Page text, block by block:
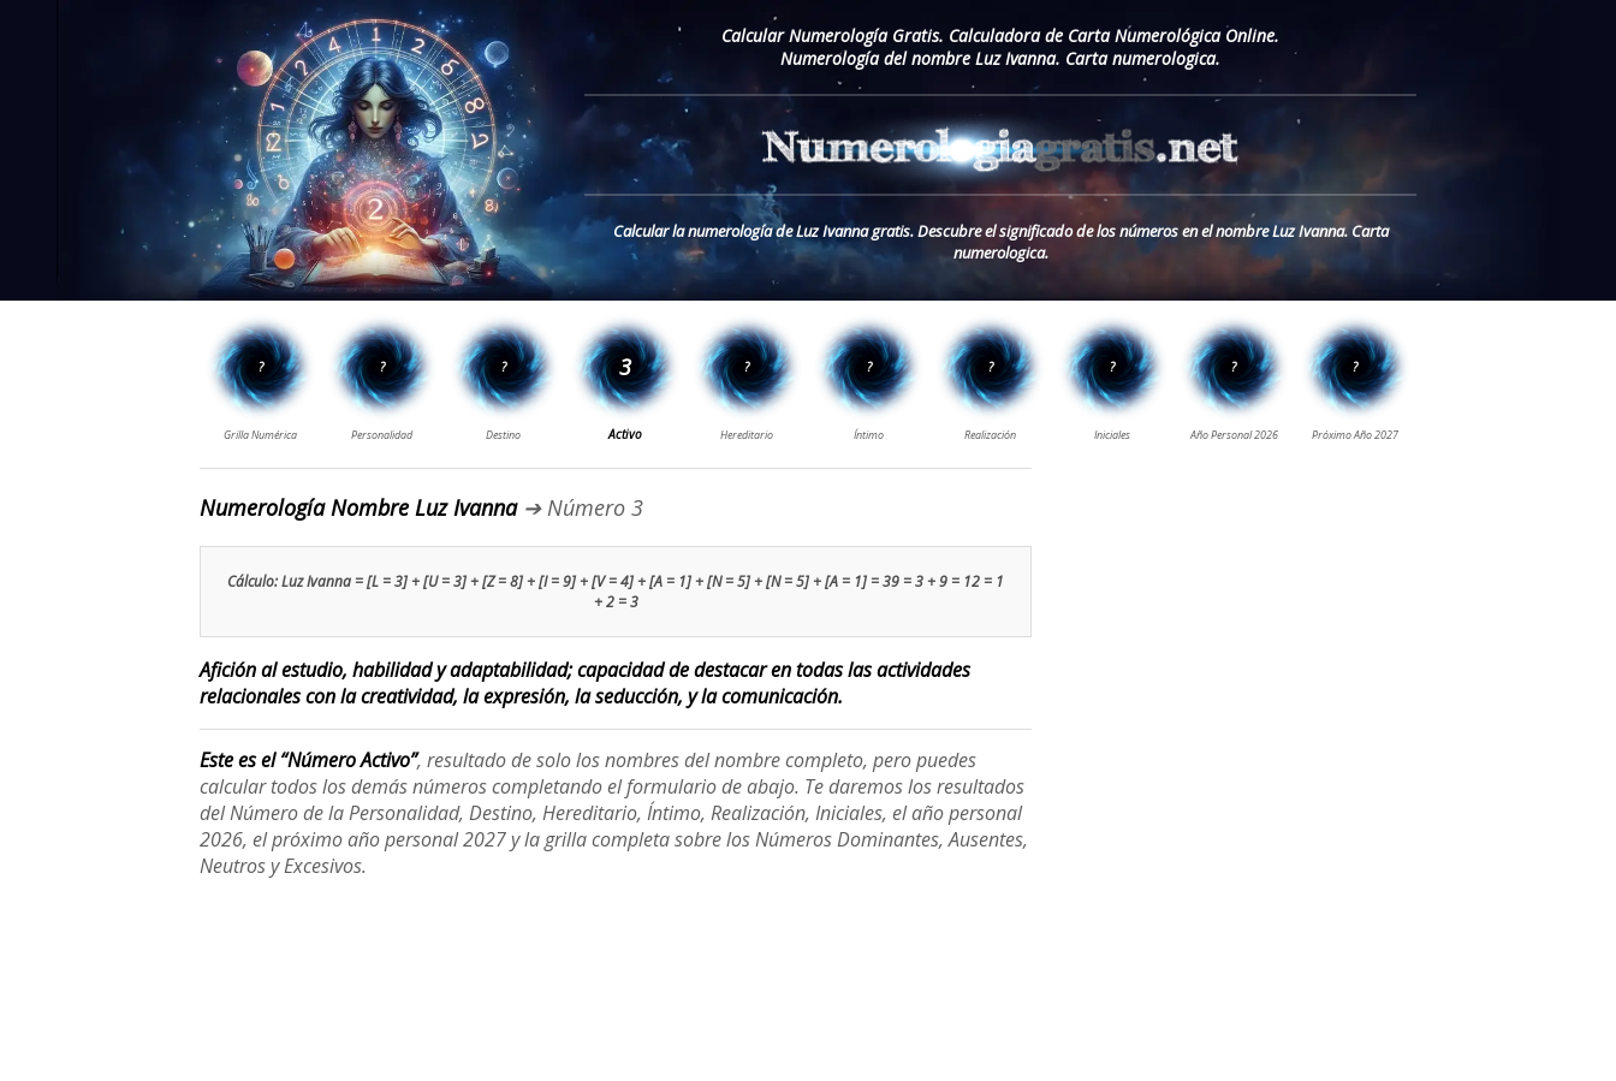
Calcular Numerología Gratis. Calculadora de Carta Numerológica Online.
Numerología del nombre Luz Ivanna. Carta numerologica.
Calcular la numerología de Luz Ivanna gratis. Descubre el significado de los números en el nombre Luz Ivanna. Carta
numerologica.
Numerología Nombre Luz Ivanna➔ Número 3
Cálculo: Luz Ivanna = [L = 3] + [U = 3] + [Z = 8] + [I = 9] + [V = 4] + [A = 1] + [N = 5] + [N = 5] + [A = 1] = 39 = 3 + 9 = 12 = 1
+ 2 = 3
Afición al estudio, habilidad y adaptabilidad; capacidad de destacar en todas las actividades
relacionales con la creatividad, la expresión, la seducción, y la comunicación.
Este es el “Número Activo”, resultado de solo los nombres del nombre completo, pero puedes
calcular todos los demás números completando el formulario de abajo. Te daremos los resultados
del Número de la Personalidad, Destino, Hereditario, Íntimo, Realización, Iniciales, el año personal
2026, el próximo año personal 2027 y la grilla completa sobre los Números Dominantes, Ausentes,
Neutros y Excesivos.